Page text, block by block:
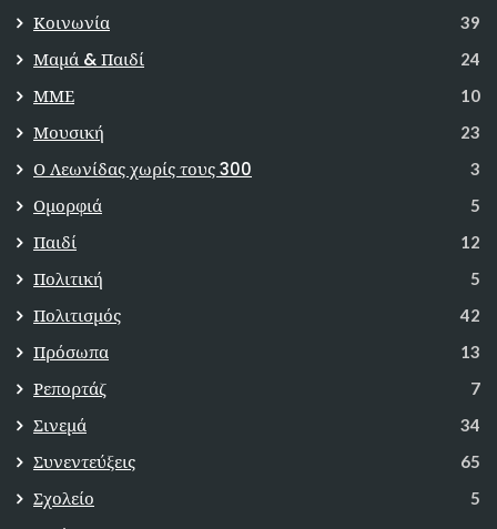
Κοινωνία 39
Μαμά & Παιδί 24
ΜΜΕ 10
Μουσική 23
Ο Λεωνίδας χωρίς τους 300 3
Ομορφιά 5
Παιδί 12
Πολιτική 5
Πολιτισμός 42
Πρόσωπα 13
Ρεπορτάζ 7
Σινεμά 34
Συνεντεύξεις 65
Σχολείο 5